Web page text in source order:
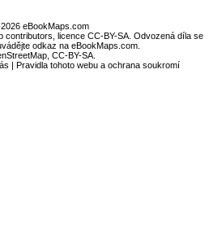
eBookMaps.com
contributors, licence CC-BY-SA. Odvozená díla se
odkaz na eBookMaps.com.
,CC-BY-SA
|Pravidla tohoto webu a ochrana soukromí